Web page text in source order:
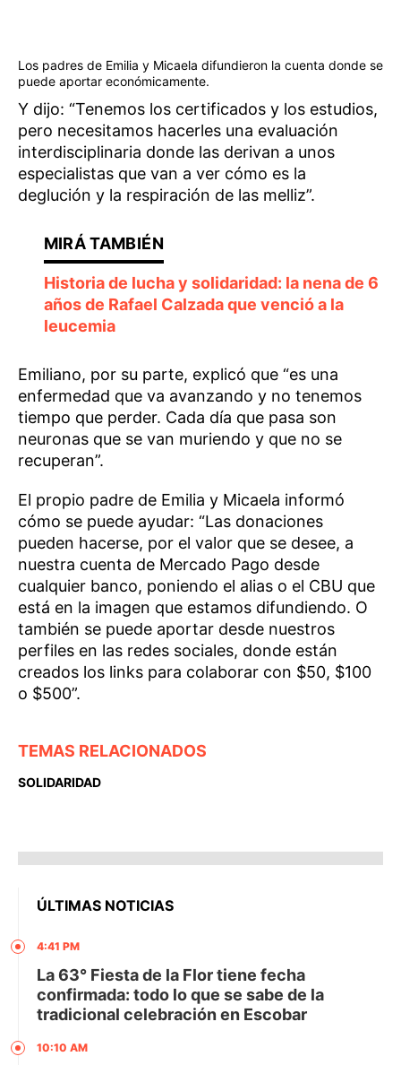
Los padres de Emilia y Micaela difundieron la cuenta donde se
puede aportar económicamente.
Y dijo: “Tenemos los certificados y los estudios,
pero necesitamos hacerles una evaluación
interdisciplinaria donde las derivan a unos
especialistas que van a ver cómo es la
deglución y la respiración de las melliz”.
Historia de lucha y solidaridad: la nena de 6
años de Rafael Calzada que venció a la
leucemia
Emiliano, por su parte, explicó que “es una
enfermedad que va avanzando y no tenemos
tiempo que perder. Cada día que pasa son
neuronas que se van muriendo y que no se
recuperan”.
El propio padre de Emilia y Micaela informó
cómo se puede ayudar: “Las donaciones
pueden hacerse, por el valor que se desee, a
nuestra cuenta de Mercado Pago desde
cualquier banco, poniendo el alias o el CBU que
está en la imagen que estamos difundiendo. O
también se puede aportar desde nuestros
perfiles en las redes sociales, donde están
creados los links para colaborar con $50, $100
o $500”.
TEMAS RELACIONADOS
SOLIDARIDAD
ÚLTIMAS NOTICIAS
4:41 PM
La 63° Fiesta de la Flor tiene fecha
confirmada: todo lo que se sabe de la
tradicional celebración en Escobar
10:10 AM